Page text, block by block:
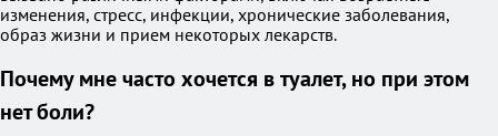
изменения, стресс, инфекции, хронические заболевания,
образ жизни и прием некоторых лекарств.
Почему мне часто хочется в туалет, но при этом
нет боли?